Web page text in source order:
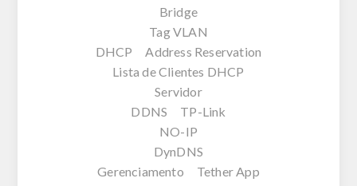
Bridge
Tag VLAN
DHCP Address Reservation
Lista de Clientes DHCP
Servidor
DDNS TP-Link
NO-IP
DynDNS
Gerenciamento Tether App